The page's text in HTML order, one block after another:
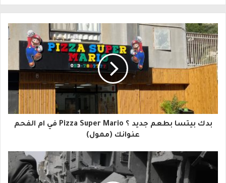
ب
ر
ي
د
ك
ا
إ
بدك بيتسا بطعم جديد ؟ Pizza Super Mario في ام الفحم
عنوانك (ممول)